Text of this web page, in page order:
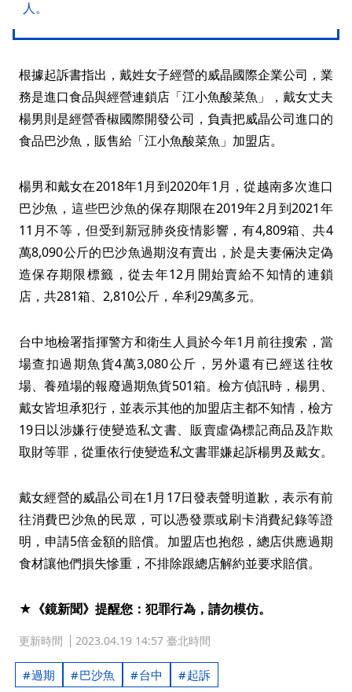
人。
根據起訴書指出，戴姓女子經營的威晶國際企業公司，業
務是進口食品與經營連鎖店「江小魚酸菜魚」，戴女丈夫
楊男則是經營香椒國際開發公司，負責把威晶公司進口的
食品巴沙魚，販售給「江小魚酸菜魚」加盟店。
楊男和戴女在2018年1月到2020年1月，從越南多次進口
巴沙魚，這些巴沙魚的保存期限在2019年2月到2021年
11月不等，但受到新冠肺炎疫情影響，有4,809箱、共4
萬8,090公斤的巴沙魚過期沒有賣出，於是夫妻倆決定偽
造保存期限標籤，從去年12月開始賣給不知情的連鎖
店，共281箱、2,810公斤，牟利29萬多元。
台中地檢署指揮警方和衛生人員於今年1月前往搜索，當
場查扣過期魚貨4萬3,080公斤，另外還有已經送往牧
場、養殖場的報廢過期魚貨501箱。檢方偵訊時，楊男、
戴女皆坦承犯行，並表示其他的加盟店主都不知情，檢方
19日以涉嫌行使變造私文書、販賣虛偽標記商品及詐欺
取財等罪，從重依行使變造私文書罪嫌起訴楊男及戴女。
戴女經營的威晶公司在1月17日發表聲明道歉，表示有前
往消費巴沙魚的民眾，可以憑發票或刷卡消費紀錄等證
明，申請5倍金額的賠償。加盟店也抱怨，總店供應過期
食材讓他們損失慘重，不排除跟總店解約並要求賠償。
★《鏡新聞》提醒您：犯罪行為，請勿模仿。
更新時間 2023.04.19 14:57 臺北時間
過期 巴沙魚 台中 起訴